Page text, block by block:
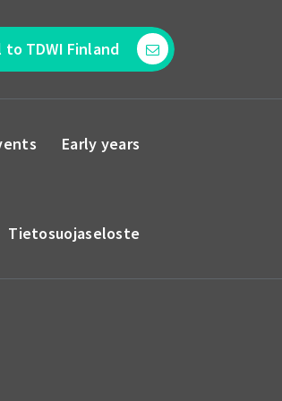
to TDWI Finland
Early years
Tietosuojaseloste